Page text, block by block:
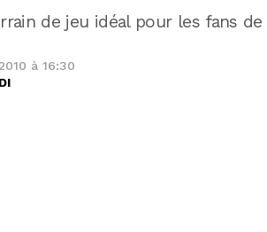
de jeu idéal pour les fans
à 16:30